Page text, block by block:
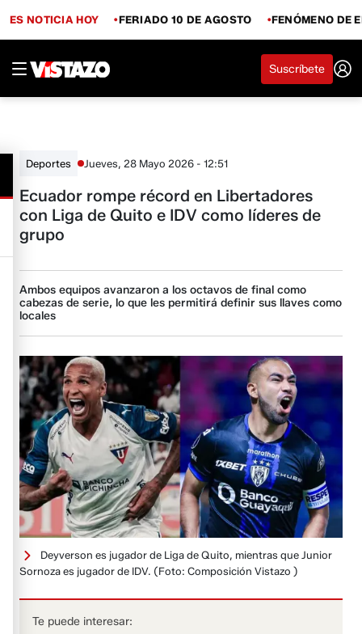
ES NOTICIA HOY FERIADO 10 DE AGOSTO FENÓMENO DE
Suscríbete
Deportes Jueves, 28 Mayo 2026 - 12:51
Ecuador rompe récord en Libertadores
con Liga de Quito e IDV como líderes de
grupo
Ambos equipos avanzaron a los octavos de final como
cabezas de serie, lo que les permitirá definir sus llaves como
locales
Deyverson es jugador de Liga de Quito, mientras que Junior
Sornoza es jugador de IDV. (Foto: Composición Vistazo )
Te puede interesar: